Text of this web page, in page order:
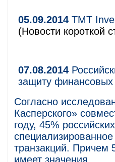
05.09.2014 TMT
(Новости короткой
07.08.2014
защиту
Согласно
Касперского»
году, 45%
транзакций. Причем
имеет значения.